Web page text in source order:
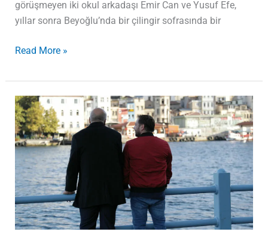
görüşmeyen iki okul arkadaşı Emir Can ve Yusuf Efe,
yıllar sonra Beyoğlu’nda bir çilingir sofrasında bir
Read More »
Bu
Ben
Değilim